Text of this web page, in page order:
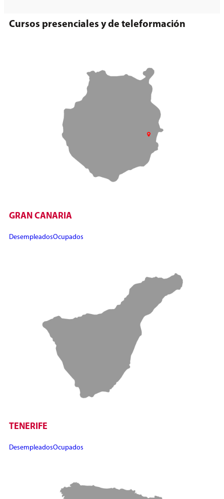
Cursos presenciales y de teleformación
GRAN CANARIA
DesempleadosOcupados
TENERIFE
DesempleadosOcupados